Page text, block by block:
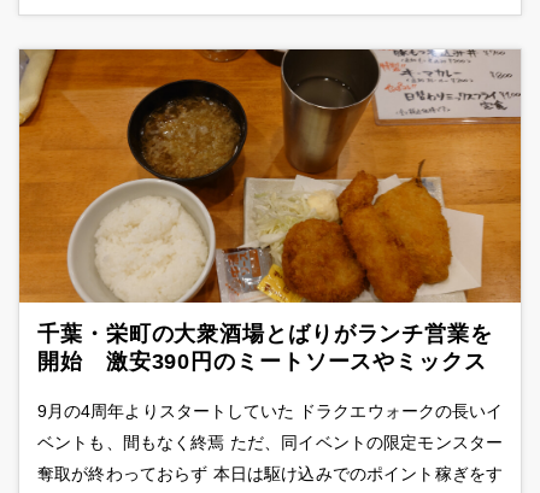
千葉・栄町の大衆酒場とばりがランチ営業を
開始 激安390円のミートソースやミックス
9月の4周年よりスタートしていた ドラクエウォークの長いイ
ベントも、間もなく終焉 ただ、同イベントの限定モンスター
奪取が終わっておらず 本日は駆け込みでのポイント稼ぎをす